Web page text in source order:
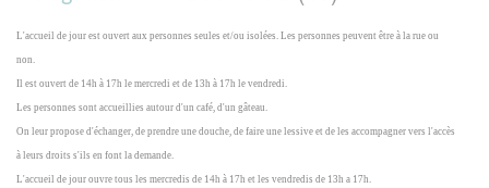
L'accueil de jour est ouvert aux personnes seules et/ou isolées. Les personnes peuvent être à la rue ou
non.
Il est ouvert de 14h à 17h le mercredi et de 13h à 17h le vendredi.
Les personnes sont accueillies autour d'un café, d'un gâteau.
On leur propose d'échanger, de prendre une douche, de faire une lessive et de les accompagner vers l'accès
à leurs droits s'ils en font la demande.
L'accueil de jour ouvre tous les mercredis de 14h à 17h et les vendredis de 13h a 17h.